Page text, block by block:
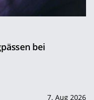
bei
7. Aug 2026